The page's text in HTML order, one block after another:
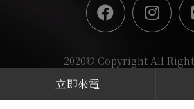
2020© Copyright All
立即來電